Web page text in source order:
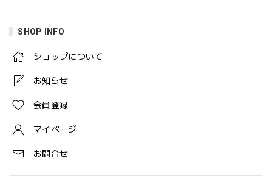
SHOP INFO
ショップについて
お知らせ
会員登録
マイページ
お問合せ